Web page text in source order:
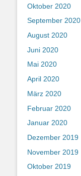
Oktober 2020
September 2020
August 2020
Juni 2020
Mai 2020
April 2020
März 2020
Februar 2020
Januar 2020
Dezember 2019
November 2019
Oktober 2019